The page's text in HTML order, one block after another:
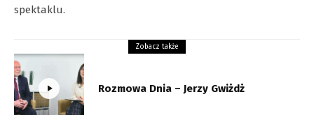
spektaklu.
Zobacz także
Rozmowa Dnia – Jerzy Gwiżdż